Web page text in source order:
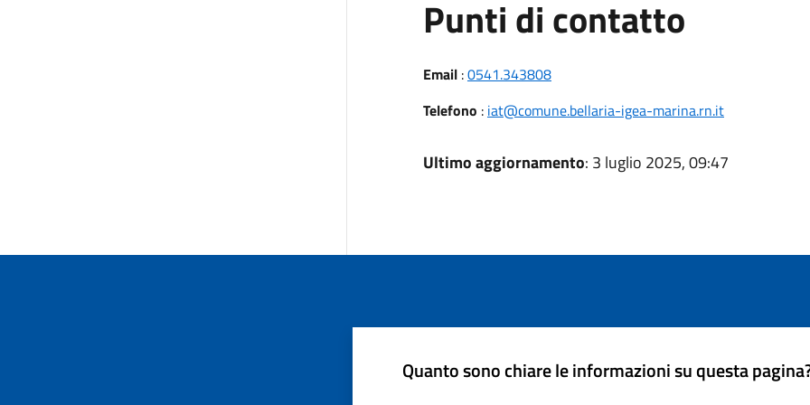
Punti di contatto
Email:0541.343808
Telefono : iat@comune.bellaria-igea-marina.rn.it
Ultimo aggiornamento: 3 luglio 2025, 09:47
Quanto sono chiare le informazioni su questa